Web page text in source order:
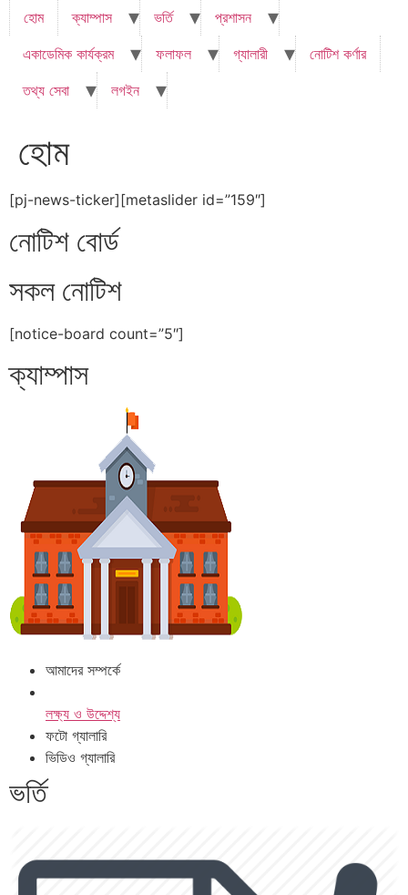
হোম ক্যাম্পাস ভর্তি
প্রশাসন
একাডেমিক কার্যক্রম
ফলাফল গ্যালারী
নোটিশ কর্ণার
তথ্য সেবা
লগইন
হোম
[pj-news-ticker][metaslider id=”159″]
নোটিশ বোর্ড
সকল নোটিশ
[notice-board count=”5″]
ক্যাম্পাস
আমাদের সম্পর্কে
লক্ষ্য ও উদ্দেশ্য
ফটো গ্যালারি
ভিডিও গ্যালারি
ভর্তি